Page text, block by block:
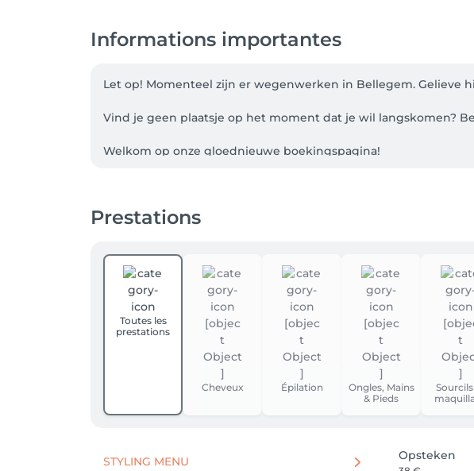
Informations importantes
Let op! Momenteel zijn er wegenwerken in Bellegem.
Vind je geen plaatsje op het moment dat je wil langskomen?
Welkom op onze gloednieuwe boekingspagina!
1. Registreer je bovenaan rechts via LOGIN als klant via
2. Selecteer de dienst die je wenst en dan geeft het systeem
gerust even naar het salon voor meer info op het nummer
3. Zodra jouw afspraak is geboekt, ontvang je een mail met
herinnering.
-> op MIJN PROFIEL bovenaan rechts kan je steeds kijken
verplaatsen of tot 48 uur vooraf de afspraak annuleren.
Liefs Team Beauty & More hair - nails
Door het maken van een afspraak met Beauty&More, gaat u
U kunt uw afspraak kosteloos annuleren binnen 48 uur voor
Prestations
Toutes les
prestations
Cheveux Épilation
Ongles, Mains
& Pieds
STYLING MENU Opsteken